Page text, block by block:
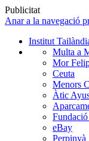
Publicitat
Anar a la navegació
Institut
Multa a
Mor
Ceuta
Menors
Àtic
eBay
Perpinyà